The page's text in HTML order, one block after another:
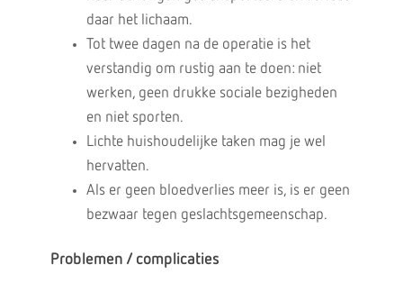
daar het lichaam.
Tot twee dagen na de operatie is het
verstandig om rustig aan te doen: niet
werken, geen drukke sociale bezigheden
en niet sporten.
Lichte huishoudelijke taken mag je wel
hervatten.
Als er geen bloedverlies meer is, is er geen
bezwaar tegen geslachtsgemeenschap.
Problemen / complicaties